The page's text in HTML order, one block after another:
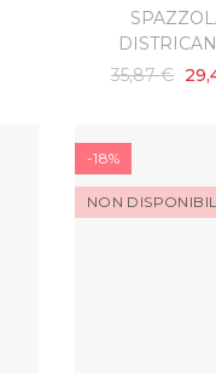
35,87 €
-18%
NON